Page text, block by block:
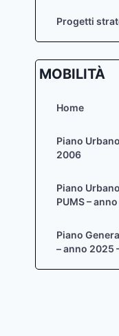
Progetti
MOBILITÀ
Home
Piano
2006
Piano
PUMS –
Piano
– anno 2025